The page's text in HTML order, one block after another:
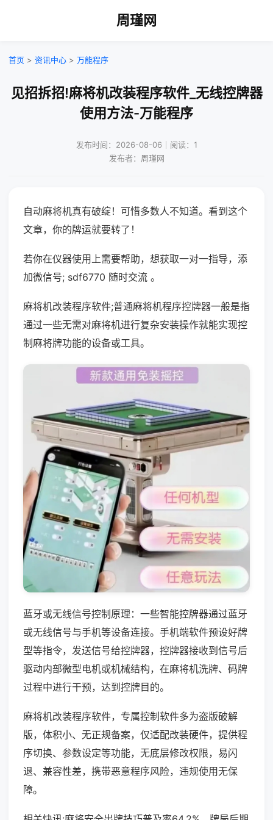
周瑾网
首页 > 资讯中心 > 万能程序
见招拆招!麻将机改装程序软件_无线控牌器
使用方法-万能程序
发布时间：2026-08-06｜阅读：1
发布者：周瑾网
自动麻将机真有破绽！可惜多数人不知道。看到这个
文章，你的牌运就要转了！
若你在仪器使用上需要帮助，想获取一对一指导，添
加微信号; sdf6770 随时交流 。
麻将机改装程序软件;普通麻将机程序控牌器一般是指
通过一些无需对麻将机进行复杂安装操作就能实现控
制麻将牌功能的设备或工具。
蓝牙或无线信号控制原理：一些智能控牌器通过蓝牙
或无线信号与手机等设备连接。手机端软件预设好牌
型等指令，发送信号给控牌器，控牌器接收到信号后
驱动内部微型电机或机械结构，在麻将机洗牌、码牌
过程中进行干预，达到控牌目的。
麻将机改装程序软件，专属控制软件多为盗版破解
版，体积小、无正规备案，仅适配改装硬件，提供程
序切换、参数设定等功能，无底层修改权限，易闪
退、兼容性差，携带恶意程序风险，违规使用无保
障。